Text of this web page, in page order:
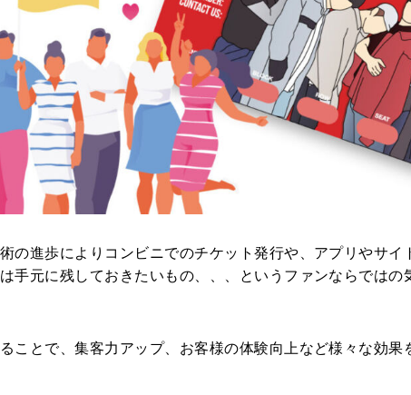
の進歩によりコンビニでのチケット発行や、アプリやサイ
手元に残しておきたいもの、、、というファンならではの
ことで、集客力アップ、お客様の体験向上など様々な効果